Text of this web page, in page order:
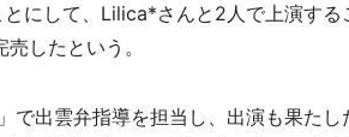
にして、Lilica*さんと2人で上演する
したという。
出雲弁指導を担当し、出演も果たし